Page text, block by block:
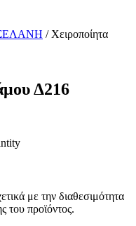
/ Χειροποίητα
Δ216
με την διαθεσιμότητα
του προϊόντος.